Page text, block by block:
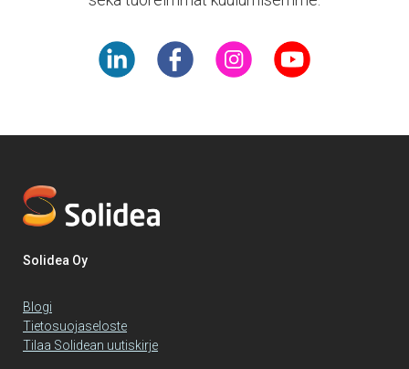
Solidea Oy
Blogi
Tietosuojaseloste
Tilaa Solidean uutiskirje